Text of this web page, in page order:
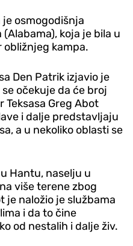
osmogodišnja
koja je bila u
obližnjeg kampa.
Den Patrik izjavio je
očekuje da će broj
Greg Abot
i dalje predstavljaju
a u nekoliko oblasti se
Hantu, naselju u
više terene zbog
je naložio je službama
i da to čine
od nestalih i dalje živ.